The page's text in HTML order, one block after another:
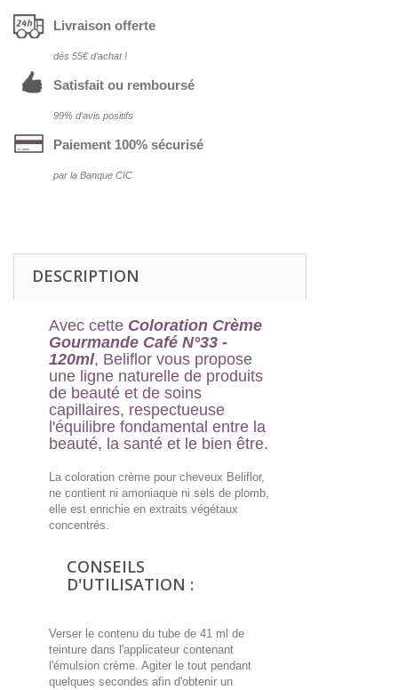
Livraison offerte
dés 55€ d‘achat !
Satisfait ou remboursé
99% d‘avis positifs
Paiement 100% sécurisé
par la Banque CIC
DESCRIPTION
Avec cette Coloration Crème
Gourmande Café N°33 -
120ml, Beliflor vous propose
une ligne naturelle de produits
de beauté et de soins
capillaires, respectueuse
l'équilibre fondamental entre la
beauté, la santé et le bien être.
La coloration crème pour cheveux Beliflor,
ne contient ni amoniaque ni sels de plomb,
elle est enrichie en extraits végétaux
concentrés.
CONSEILS
D'UTILISATION :
Verser le contenu du tube de 41 ml de
teinture dans l'applicateur contenant
l'émulsion crème. Agiter le tout pendant
quelques secondes afin d'obtenir un